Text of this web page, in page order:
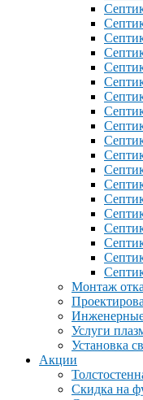
Монтаж
Услуги
Установка
Акции
Скидка на